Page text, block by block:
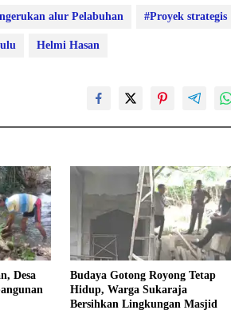
alur Pelabuhan #Proyek strategis
Helmi Hasan
Desa
Budaya Gotong Royong Tetap
Hidup, Warga Sukaraja
Bersihkan Lingkungan Masjid